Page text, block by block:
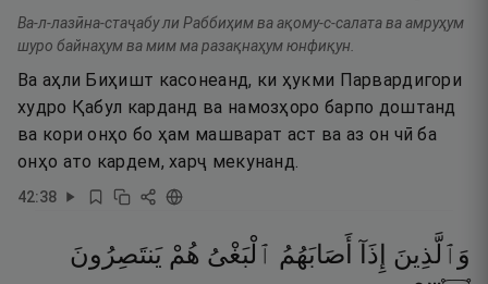
Ва-л-лазӣна-стаҷабу ли Раббиҳим ва ақому-с-салата ва амруҳум
шуро байнаҳум ва мим ма разақнаҳум юнфиқун.
Ва аҳли Биҳишт касонеанд, ки ҳукми Парвардигори
худро Қабул карданд ва намозҳоро барпо доштанд
ва кори онҳо бо ҳам машварат аст ва аз он чӣ ба
онҳо ато кардем, харҷ мекунанд.
42:38
وَٱلَّذِينَ إِذَآ أَصَابَهُمُ ٱلْبَغْىُ هُمْ يَنتَصِرُونَ